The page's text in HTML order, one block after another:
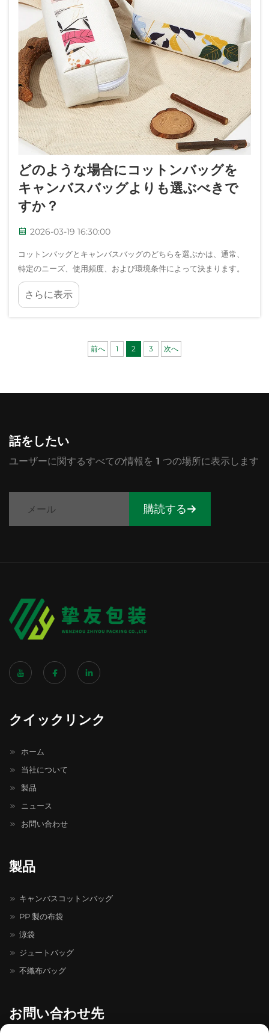
どのような場合にコットンバッグを
キャンバスバッグよりも選ぶべきで
すか？
2026-03-19 16:30:00
コットンバッグとキャンバスバッグのどちらを選ぶかは、通常、
特定のニーズ、使用頻度、および環境条件によって決まります。
両素材ともプラスチックバッグに対する持続可能な代替品として
の利点がありますが、それぞれの特徴および最適な使用場面を理
さらに表示
前へ 1 2 3 次へ
話をしたい
ユーザーに関するすべての情報を 1 つの場所に表示します
購読する
クイックリンク
ホーム
当社について
製品
ニュース
お問い合わせ
製品
キャンバスコットンバッグ
PP 製の布袋
涼袋
ジュートバッグ
不織布バッグ
お問い合わせ先